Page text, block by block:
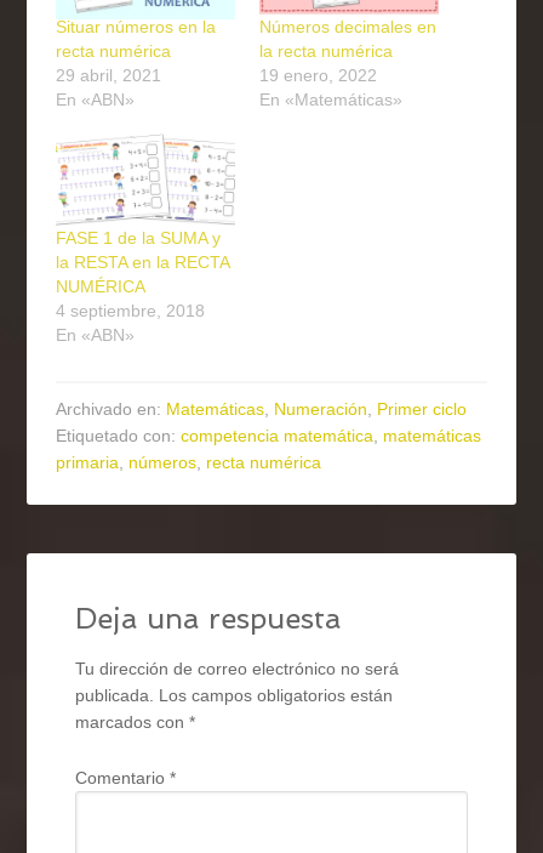
Situar números en la
recta numérica
29 abril, 2021
En «ABN»
Números decimales en
la recta numérica
19 enero, 2022
En «Matemáticas»
FASE 1 de la SUMA y
la RESTA en la RECTA
NUMÉRICA
4 septiembre, 2018
En «ABN»
Archivado en: Matemáticas Numeración
Primer ciclo
Etiquetado con:competencia matemática
matemáticas
primaria
números recta numérica
Deja una respuesta
Tu dirección de correo electrónico no será
publicada.
Los campos obligatorios están
marcados con*
Comentario*